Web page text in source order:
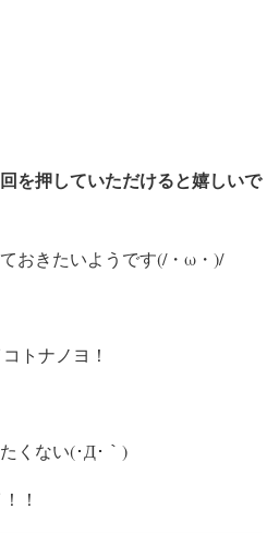
を押していただけると嬉しいで
おきたいようです(/・ω・)/
トナノヨ！
くない(･Д･｀)
！